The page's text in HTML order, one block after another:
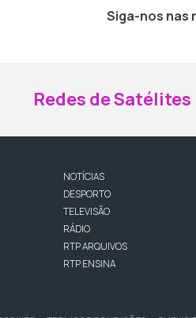
Siga-nos nas
Redes de Satélites
NOTÍCIAS
DESPORTO
TELEVISÃO
RÁDIO
RTP ARQUIVOS
RTP ENSINA